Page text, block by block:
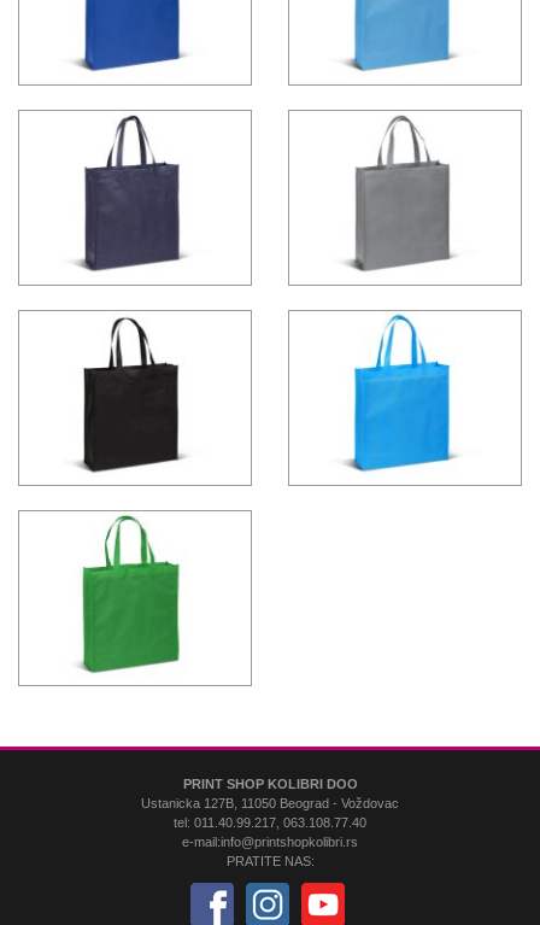
PRINT SHOP KOLIBRI DOO
Ustanicka 127B, 11050 Beograd - Voždovac
tel: 011.40.99.217, 063.108.77.40
e-mail:info@printshopkolibri.rs
PRATITE NAS: